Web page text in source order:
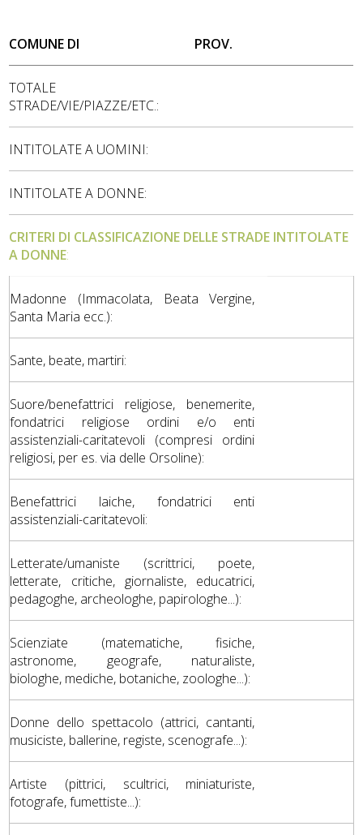
COMUNE DI PROV.
TOTALE
STRADE/VIE/PIAZZE/ETC.:
INTITOLATE A UOMINI:
INTITOLATE A DONNE:
CRITERI DI CLASSIFICAZIONE DELLE STRADE INTITOLATE
A DONNE:
Madonne (Immacolata, Beata Vergine,
Santa Maria ecc.):
Sante, beate, martiri:
Suore/benefattrici religiose, benemerite,
fondatrici religiose ordini e/o enti
assistenziali-caritatevoli (compresi ordini
religiosi, per es. via delle Orsoline):
Benefattrici laiche, fondatrici enti
assistenziali-caritatevoli:
Letterate/umaniste (scrittrici, poete,
letterate, critiche, giornaliste, educatrici,
pedagoghe, archeologhe, papirologhe...):
Scienziate (matematiche, fisiche,
astronome, geografe, naturaliste,
biologhe, mediche, botaniche, zoologhe...):
Donne dello spettacolo (attrici, cantanti,
musiciste, ballerine, registe, scenografe...):
Artiste (pittrici, scultrici, miniaturiste,
fotografe, fumettiste...):